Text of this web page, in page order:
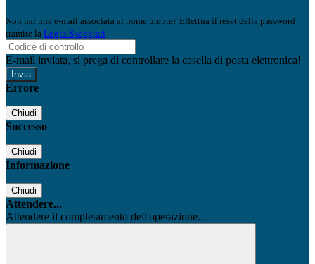
Non hai una e-mail associata al nome utente? Effettua il reset della password
tramite la Login Spaggiari
E-mail inviata, si prega di controllare la casella di posta elettronica!
Errore
Chiudi
Successo
Chiudi
Informazione
Chiudi
Attendere...
Attendere il completamento dell'operazione...